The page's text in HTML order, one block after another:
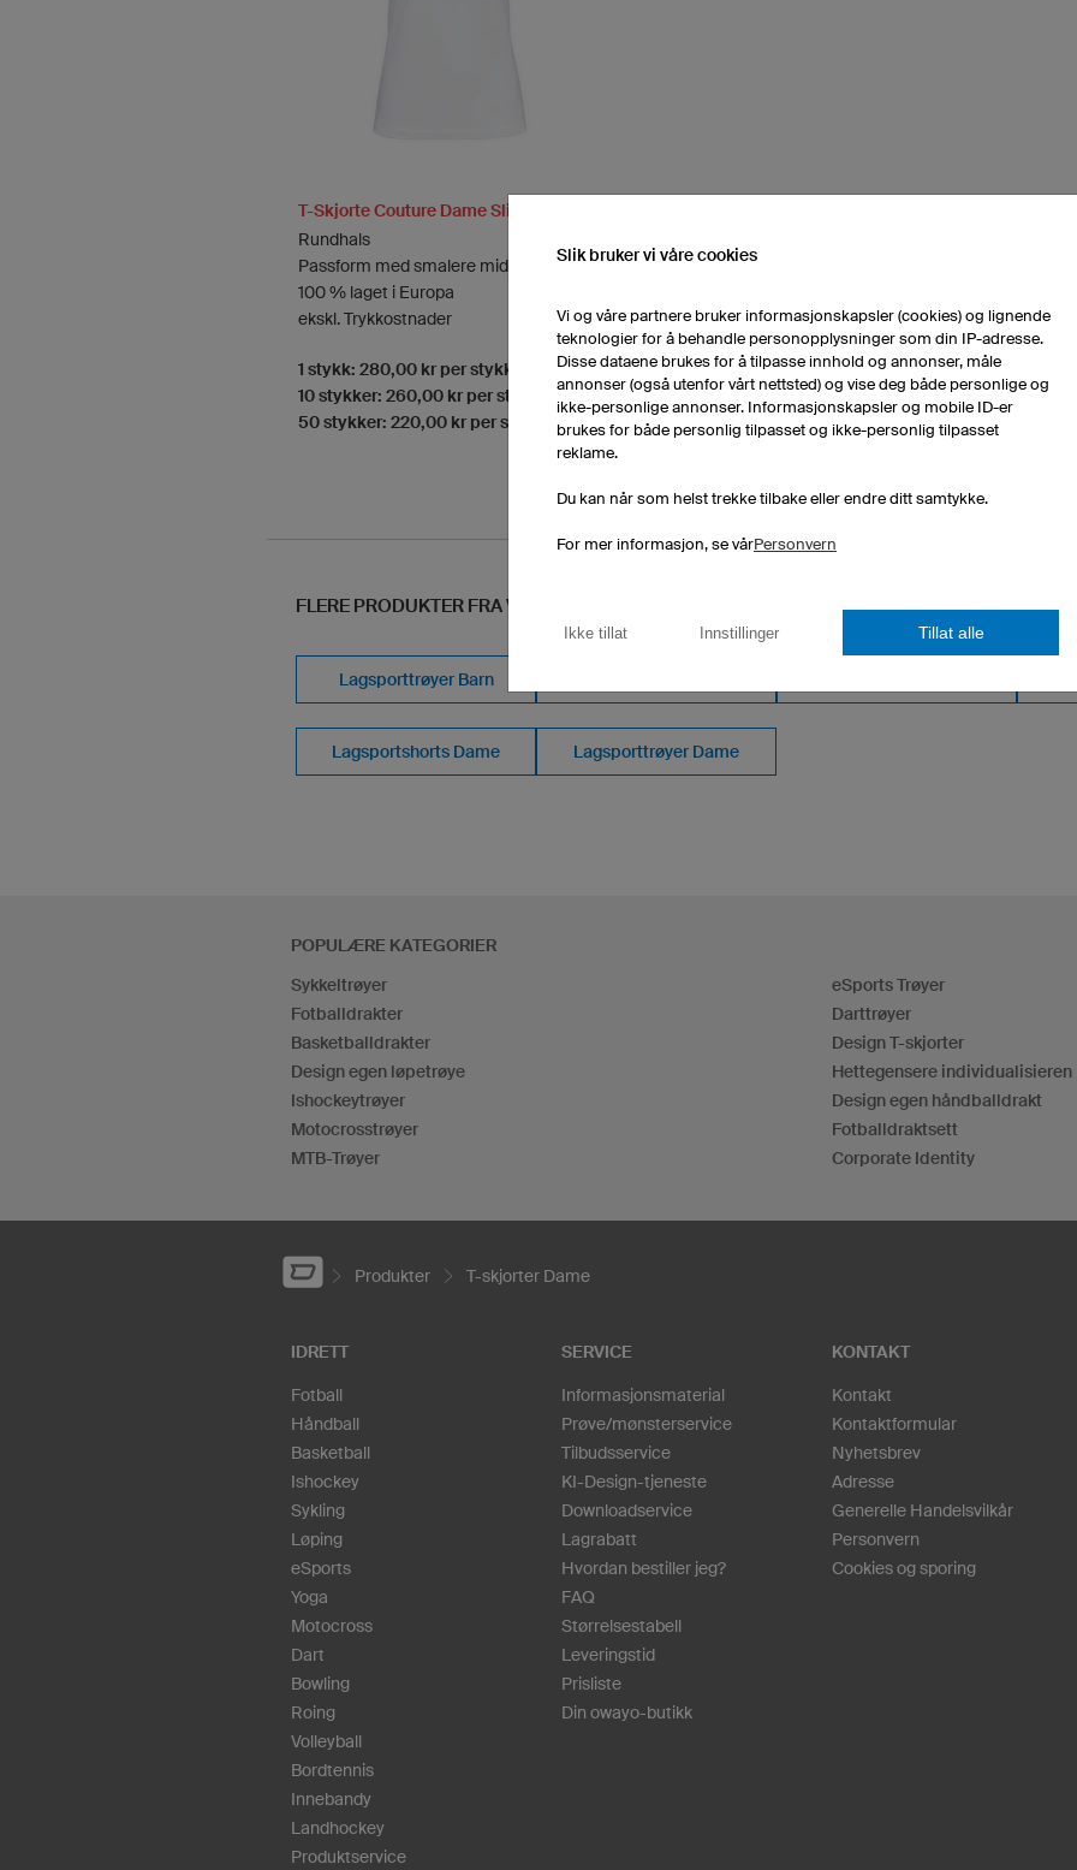
T-Skjorte Couture Dame Slim
Rundhals
Passform med smalere midje
100 % laget i Europa
ekskl. Trykkostnader
1 stykk: 280,00 kr per stykk
10 stykker: 260,00 kr per stykk
50 stykker: 220,00 kr per stykk
FLERE PRODUKTER FRA VÅRT SORTIMENT
Lagsporttrøyer Barn
Lagsportshorts Dame Lagsporttrøyer Dame
POPULÆRE KATEGORIER
Sykkeltrøyer
Fotballdrakter
Basketballdrakter
Design egen løpetrøye
Ishockeytrøyer
Motocrosstrøyer
MTB-Trøyer
eSports Trøyer
Darttrøyer
Design T-skjorter
Hettegensere individualisieren
Design egen håndballdrakt
Fotballdraktsett
Corporate Identity
Produkter T-skjorter Dame
IDRETT
Fotball
Håndball
Basketball
Ishockey
Sykling
Løping
eSports
Yoga
Motocross
Dart
Bowling
Roing
Volleyball
Bordtennis
Innebandy
Landhockey
Produktservice
SERVICE
Informasjonsmaterial
Prøve/mønsterservice
Tilbudsservice
KI-Design-tjeneste
Downloadservice
Lagrabatt
Hvordan bestiller jeg?
FAQ
Størrelsestabell
Leveringstid
Prisliste
Din owayo-butikk
KONTAKT
Kontakt
Kontaktformular
Nyhetsbrev
Adresse
Generelle Handelsvilkår
Personvern
Cookies og sporing
Slik bruker vi våre cookies
Vi og våre partnere bruker informasjonskapsler (cookies) og lignende
teknologier for å behandle personopplysninger som din IP-adresse.
Disse dataene brukes for å tilpasse innhold og annonser, måle
annonser (også utenfor vårt nettsted) og vise deg både personlige og
ikke-personlige annonser. Informasjonskapsler og mobile ID-er
brukes for både personlig tilpasset og ikke-personlig tilpasset
reklame.
Du kan når som helst trekke tilbake eller endre ditt samtykke.
For mer informasjon, se vårPersonvern
Ikke tillat Innstillinger Tillat alle